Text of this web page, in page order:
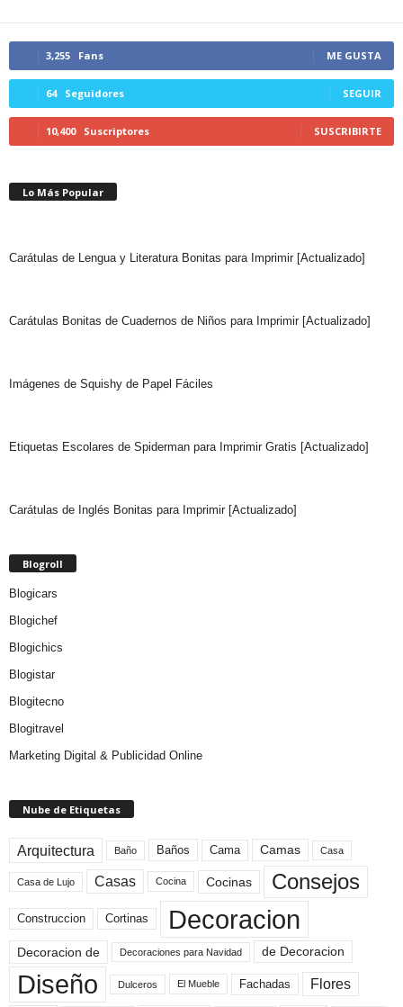
3,255 Fans ME GUSTA
64 Seguidores SEGUIR
10,400 Suscriptores SUSCRIBIRTE
Lo Más Popular
Carátulas de Lengua y Literatura Bonitas para Imprimir [Actualizado]
Carátulas Bonitas de Cuadernos de Niños para Imprimir [Actualizado]
Imágenes de Squishy de Papel Fáciles
Etiquetas Escolares de Spiderman para Imprimir Gratis [Actualizado]
Carátulas de Inglés Bonitas para Imprimir [Actualizado]
Blogroll
Blogicars
Blogichef
Blogichics
Blogistar
Blogitecno
Blogitravel
Marketing Digital & Publicidad Online
Nube de Etiquetas
Arquitectura Baño Baños Cama Camas Casa
Casa de Lujo Casas Cocina Cocinas Consejos
Construccion Cortinas Decoracion
Decoracion de Decoraciones para Navidad de Decoracion
Diseño Dulceros El Mueble Fachadas Flores